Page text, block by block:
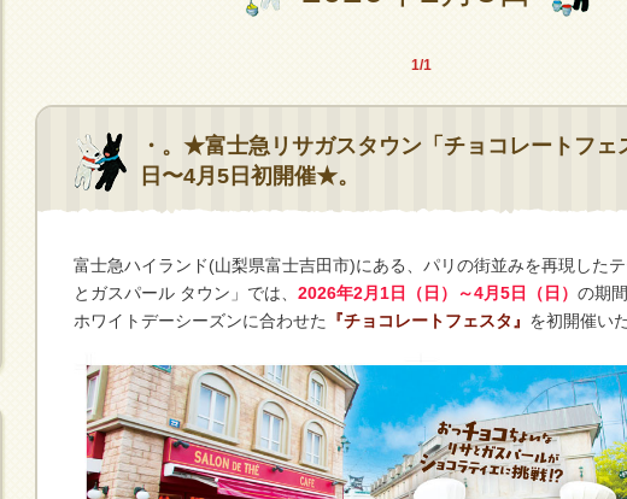
1/1
・。★富士急リサガスタウン「チョコレートフェ
日〜4月5日初開催★。
富士急ハイランド(山梨県富士吉田市)にある、パリの街並みを再現した
とガスパール タウン」では、 2026年2月1日（日）～4月5日（日） の期
ホワイトデーシーズンに合わせた
『チョコレートフェスタ』 を初開催い